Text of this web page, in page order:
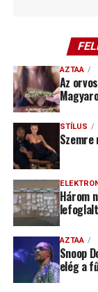
AZTAA
Az
STÍLUS
Három
AZTAA
Snoop
elég a